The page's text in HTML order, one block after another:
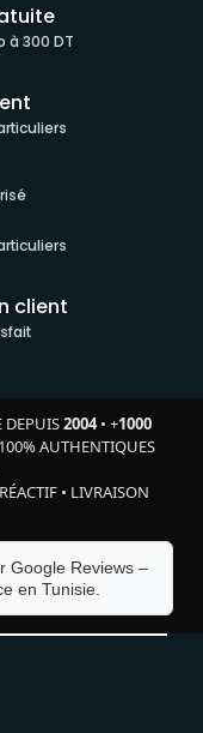
à 300 DT
client
DEPUIS2004• +1000
AUTHENTIQUES
• LIVRAISON
Google Reviews –
en Tunisie.